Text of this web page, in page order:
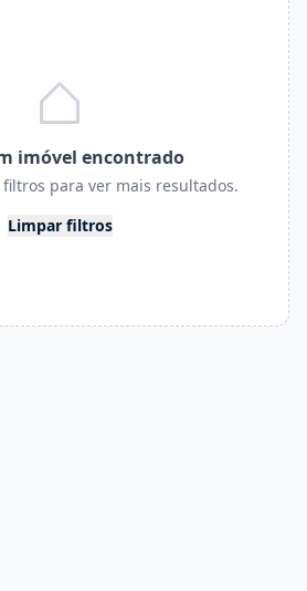
imóvel encontrado
para ver mais resultados.
Limpar filtros